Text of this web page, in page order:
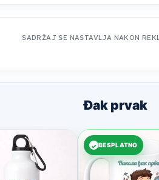
SADRŽAJ SE NASTAVLJA NAKON